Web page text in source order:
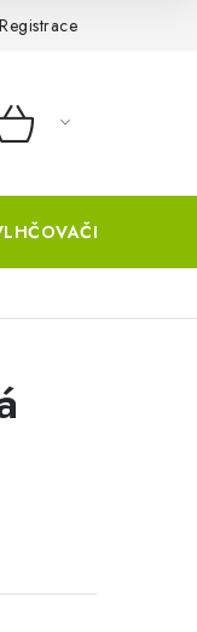
Registrace
NÁKUPNÍ